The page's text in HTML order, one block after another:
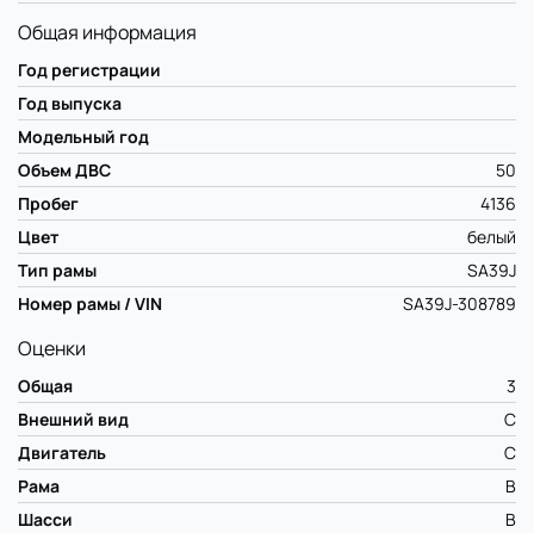
Общая информация
Год регистрации
Год выпуска
Модельный год
Объем ДВС
50
Пробег
4136
Цвет
белый
Тип рамы
SA39J
Номер рамы / VIN
SA39J-308789
Оценки
Общая
3
Внешний вид
C
Двигатель
C
Рама
B
Шасси
B